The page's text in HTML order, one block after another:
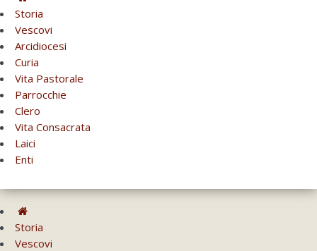
Storia
Vescovi
Arcidiocesi
Curia
Vita Pastorale
Parrocchie
Clero
Vita Consacrata
Laici
Enti
Storia
Vescovi